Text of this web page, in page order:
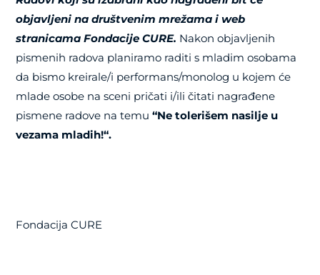
objavljeni na društvenim mrežama i web
stranicama Fondacije CURE. Nakon objavljenih
pismenih radova planiramo raditi s mladim osobama
da bismo kreirale/i performans/monolog u kojem će
mlade osobe na sceni pričati i/ili čitati nagrađene
pismene radove na temu“Ne tolerišem nasilje u
vezama mladih!“.
Fondacija CURE